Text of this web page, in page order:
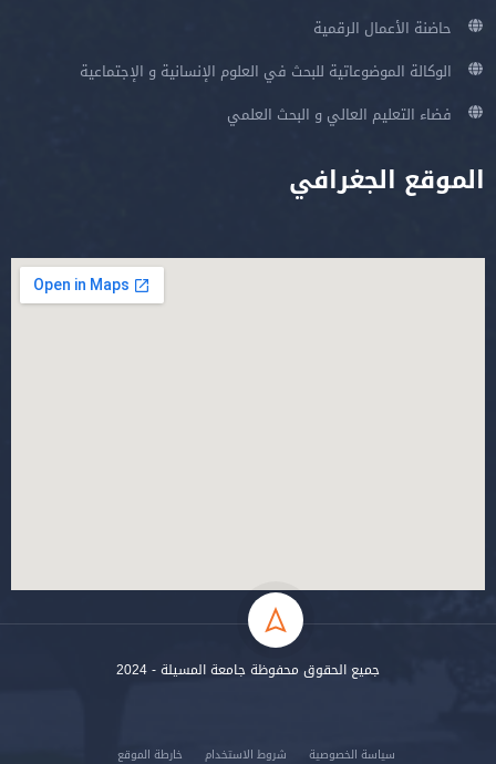
حاضنة الأعمال الرقمية
الوكالة الموضوعاتية للبحث في العلوم الإنسانية و الإجتماعية
فضاء التعليم العالي و البحث العلمي
الموقع الجغرافي
جميع الحقوق محفوظة جامعة المسيلة - 2024
سياسة الخصوصية شروط الاستخدام خارطة الموقع